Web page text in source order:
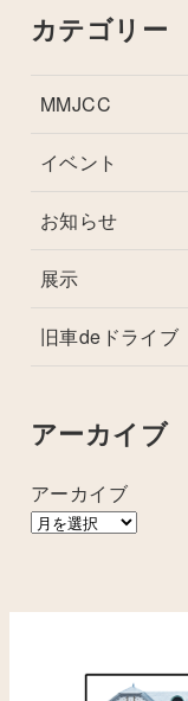
カテゴリー
MMJCC
イベント
お知らせ
展示
旧車deドライブ
アーカイブ
アーカイブ